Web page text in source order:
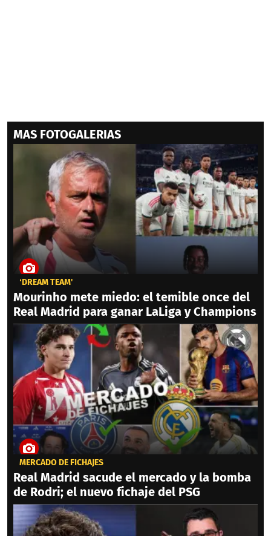
MAS FOTOGALERIAS
‘DREAM TEAM'
Mourinho mete miedo: el temible once del
Real Madrid para ganar LaLiga y Champions
MERCADO DE FICHAJES
Real Madrid sacude el mercado y la bomba
de Rodri; el nuevo fichaje del PSG